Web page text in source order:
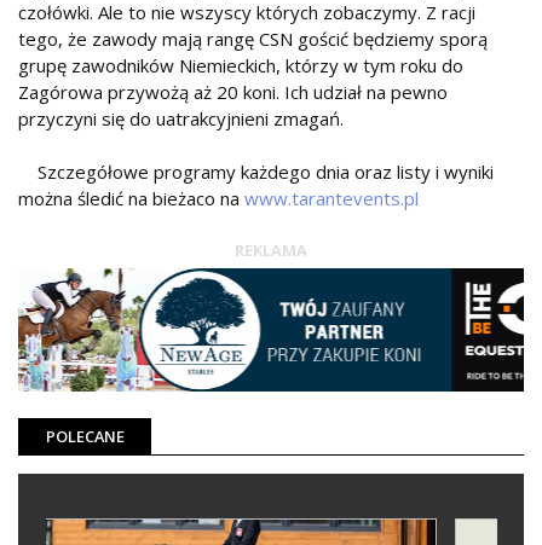
czołówki. Ale to nie wszyscy których zobaczymy. Z racji
tego, że zawody mają rangę CSN gościć będziemy sporą
grupę zawodników Niemieckich, którzy w tym roku do
Zagórowa przywożą aż 20 koni. Ich udział na pewno
przyczyni się do uatrakcyjnieni zmagań.
Szczegółowe programy każdego dnia oraz listy i wyniki
można śledić na bieżaco na www.tarantevents.pl
REKLAMA
POLECANE